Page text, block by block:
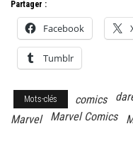
Partager :
Facebook
Tumblr
Mots-clés comics
Marvel
Marvel Comics